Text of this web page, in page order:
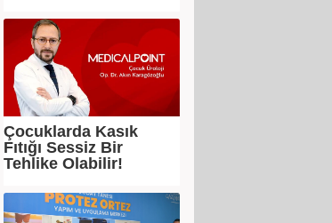
Çocuklarda Kasık
Fıtığı Sessiz Bir
Tehlike Olabilir!